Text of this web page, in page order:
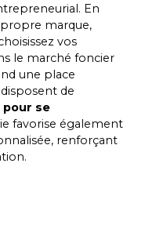
En
marque,
vos
le marché foncier
une place
de
se
favorise également
renforçant